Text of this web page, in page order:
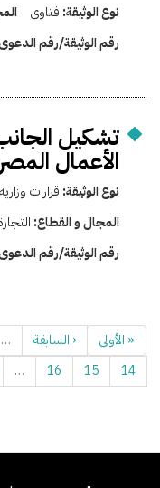
نوع الوثيقة: فتاوى
رقم الوثيقة/رقم
تشكيل
الأعمال
نوع الوثيقة: قرارات وزارية
المجال و القطاع:
رقم الوثيقة/رقم
« الأولى ‹ السابقة …
14
15
16
…